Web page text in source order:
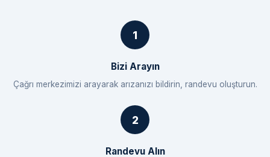
Bizi Arayın
Çağrı merkezimizi arayarak arızanızı bildirin, randevu oluşturun.
Randevu Alın